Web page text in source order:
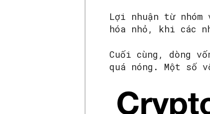
Lợi nhuận từ
hóa nhỏ, khi các
Cuối cùng, dòng
quá nóng. Một